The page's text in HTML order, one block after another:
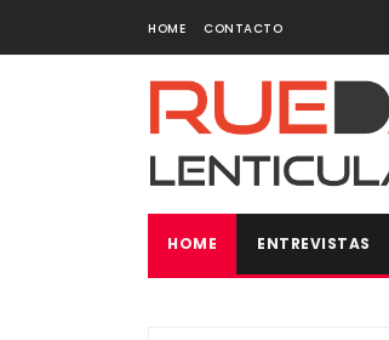
HOME CONTACTO
HOME ENTREVISTAS